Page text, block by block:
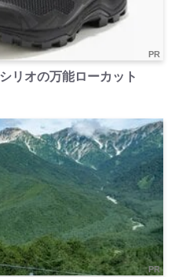
PR
リオの万能ローカット
PR